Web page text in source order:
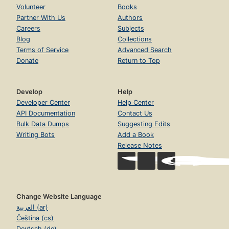
Page str. 39
4.3. Pokonując ciszę. Osoby niesłyszące w firmie
produkcyjnej
Page str. 41
4.4. Niepełnosprawność psychiczna nie musi być
4.5. Otwartość na różnorodność w przedszkolu –
niepełnosprawność intelektualna
Page str. 45
Informacje o Agencji Zatrudnienia Fundacji Fuga Mundi
Page str. 48
Adresy przydatnych stron internetowych
Volunteer
Partner With Us
Careers
Blog
Terms of Service
Donate
Books
Authors
Subjects
Collections
Advanced Search
Return to Top
Develop
Developer Center
API Documentation
Bulk Data Dumps
Writing Bots
Help
Help Center
Contact Us
Suggesting Edits
Add a Book
Release Notes
Change Website Language
العربية (ar)
Čeština (cs)